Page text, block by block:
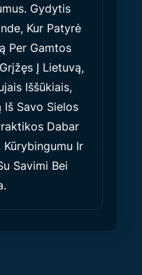
Gydytis
Kur Patyrė
Per Gamtos
Į Lietuvą,
Iššūkiais,
Iš Savo Sielos
Dabar
Ir
Savimi Bei